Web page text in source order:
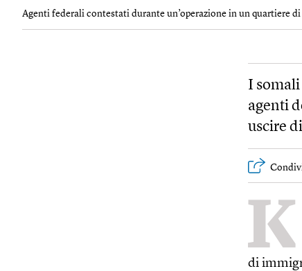
Agenti federali contestati durante un’operazione in un quartiere
I
agenti
uscire
K
di